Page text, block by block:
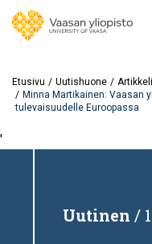
Etusivu Uutishuone
Minna Martikainen: Vaasan
tulevaisuudelle Euroopassa
'
Uutinen